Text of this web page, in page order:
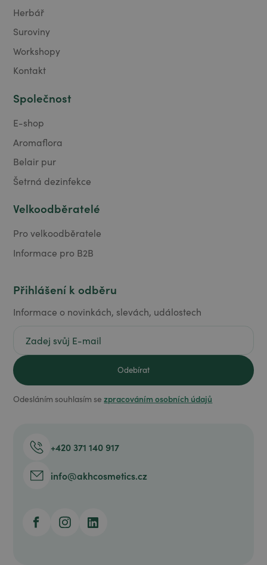
Herbář
Suroviny
Workshopy
Kontakt
Společnost
E-shop
Aromaflora
Belair pur
Šetrná dezinfekce
Velkoodběratelé
Pro velkoodběratele
Informace pro B2B
Přihlášení k odběru
Informace o novinkách, slevách, událostech
Odesláním souhlasím sezpracováním osobních údajů
+420 371 140 917
info@akhcosmetics.cz